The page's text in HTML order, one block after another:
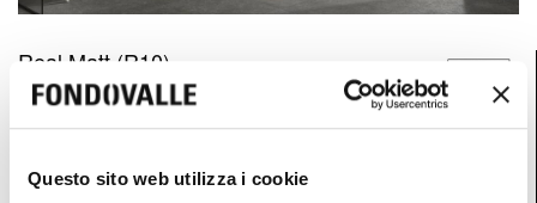
Questo sito web utilizza i cookie
Real Matt (R10)
6 mm / 0.24"